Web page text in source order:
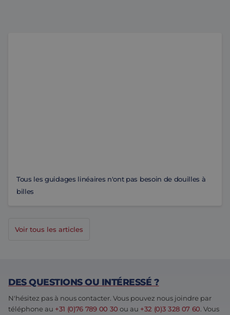
Tous les guidages linéaires n'ont pas besoin de douilles à
billes
Voir tous les articles
DES QUESTIONS OU INTÉRESSÉ ?
N'hésitez pas à nous contacter. Vous pouvez nous joindre par
téléphone au +31 (0)76 789 00 30 ou au +32 (0)3 328 07 60. Vous